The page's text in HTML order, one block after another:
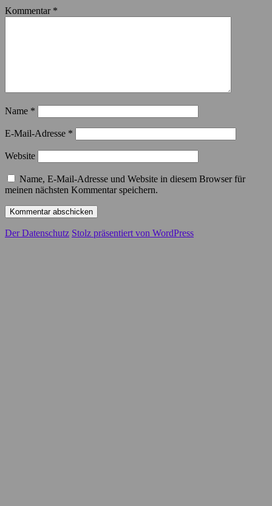
Kommentar *
Name *
E-Mail-Adresse *
Website
Name, E-Mail-Adresse und Website in diesem Browser für
meinen nächsten Kommentar speichern.
Der Datenschutz Stolz präsentiert von WordPress